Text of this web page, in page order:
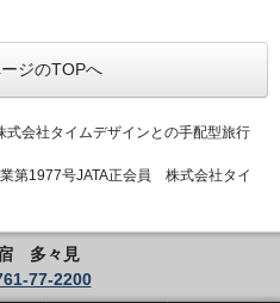
です。
いている時間帯より１回無料
す。
希望のお応えできない場合が
了承下さい。
始時間は19時です。
ざいません。
利用特典付！】
の湯
一例）
り
肴美味六種盛り
恵み 六種氷器盛り
煮つけ
揚げ出汁
釜飯御飯
れ清汁
ジのTOPへ
会社タイムデザインとの手配型旅行
第1977号JATA正会員 株式会社タイ
多々見
77-2200